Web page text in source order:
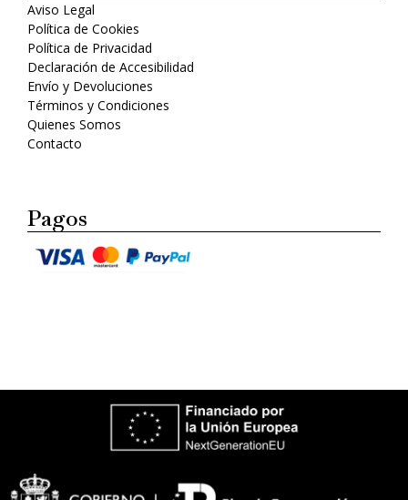
Aviso Legal
Política de Cookies
Política de Privacidad
Declaración de Accesibilidad
Envío y Devoluciones
Términos y Condiciones
Quienes Somos
Contacto
Pagos